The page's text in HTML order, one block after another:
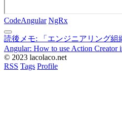
CodeAngular NgRx
読後メモ: 「エンジニアリング組
Angular: How to use Action Creator
© 2023 lacolaco.net
RSS Tags Profile